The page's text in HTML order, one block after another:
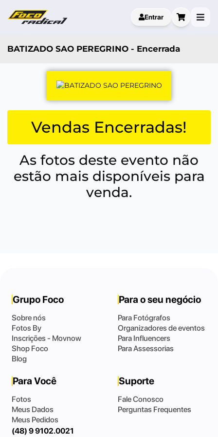
Entrar
BATIZADO SAO PEREGRINO - Encerrada
Vendas Encerradas!
As fotos deste evento não
estão mais disponíveis para
venda.
Grupo Foco
Sobre nós
Fotos By
Inscrições - Movnow
Shop Foco
Blog
Para o seu negócio
Para Fotógrafos
Organizadores de eventos
Para Influencers
Para Assessorias
Para Você
Fotos
Meus Dados
Meus Pedidos
Suporte
Fale Conosco
Perguntas Frequentes
(48) 9 9102.0021